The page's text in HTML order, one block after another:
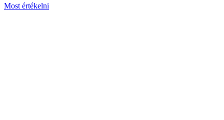
Most értékelni